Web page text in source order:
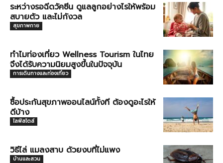
ระหว่างรอฉีดวัคซีน ดูแลลูกอย่างไรให้พร้อม
สบายตัว และไม่กังวล
สุขภาพกาย
ทำไมท่องเที่ยว Wellness Tourism ในไทย
จึงได้รับความนิยมสูงขึ้นในปัจจุบัน
การเดินทางและท่องเที่ยว
ซื้อประกันสุขภาพออนไลน์ทั้งที ต้องดูอะไรให้
ดีบ้าง
ไลฟ์สไตล์
วิธีไล่ แมลงสาบ ด้วยงบที่ไม่แพง
บ้านและสวน